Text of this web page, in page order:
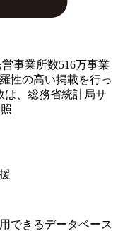
事業所数516万事業
性の高い掲載を行っ
は、総務省統計局サ
できるデータベース